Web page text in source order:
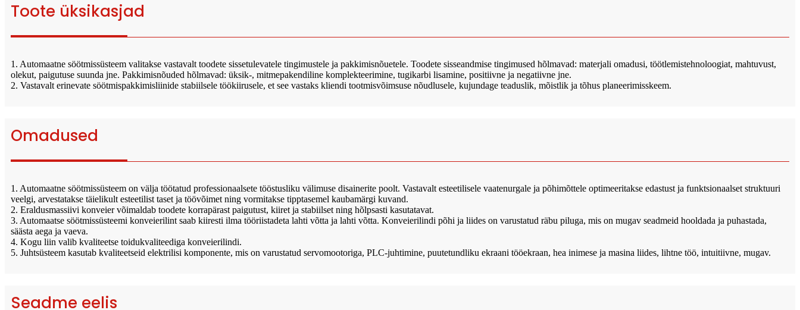
Toote üksikasjad
1. Automaatne söötmissüsteem valitakse vastavalt toodete sissetulevatele tingimustele ja pakkimisnõuetele. Toodete sisseandmise tingimused hõlmavad: materjali omadusi, töötlemistehnoloogiat, mahtuvust,
olekut, paigutuse suunda jne. Pakkimisnõuded hõlmavad: üksik-, mitmepakendiline komplekteerimine, tugikarbi lisamine, positiivne ja negatiivne jne.
2. Vastavalt erinevate söötmispakkimisliinide stabiilsele töökiirusele, et see vastaks kliendi tootmisvõimsuse nõudlusele, kujundage teaduslik, mõistlik ja tõhus planeerimisskeem.
Omadused
1. Automaatne söötmissüsteem on välja töötatud professionaalsete tööstusliku välimuse disainerite poolt. Vastavalt esteetilisele vaatenurgale ja põhimõttele optimeeritakse edastust ja funktsionaalset struktuuri
veelgi, arvestatakse täielikult esteetilist taset ja töövõimet ning vormitakse tipptasemel kaubamärgi kuvand.
2. Eraldusmassiivi konveier võimaldab toodete korrapärast paigutust, kiiret ja stabiilset ning hõlpsasti kasutatavat.
3. Automaatse söötmissüsteemi konveierilint saab kiiresti ilma tööriistadeta lahti võtta ja lahti võtta. Konveierilindi põhi ja liides on varustatud räbu piluga, mis on mugav seadmeid hooldada ja puhastada,
säästa aega ja vaeva.
4. Kogu liin valib kvaliteetse toidukvaliteediga konveierilindi.
5. Juhtsüsteem kasutab kvaliteetseid elektrilisi komponente, mis on varustatud servomootoriga, PLC-juhtimine, puutetundliku ekraani tööekraan, hea inimese ja masina liides, lihtne töö, intuitiivne, mugav.
Seadme eelis